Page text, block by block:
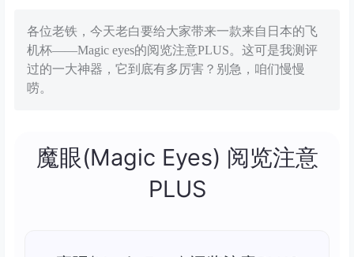
各位老铁，今天老白要给大家带来一款来自日本的飞
机杯——Magic eyes的阅览注意PLUS。这可是我测评
过的一大神器，它到底有多厉害？别急，咱们慢慢
唠。
魔眼(Magic Eyes) 阅览注意
PLUS